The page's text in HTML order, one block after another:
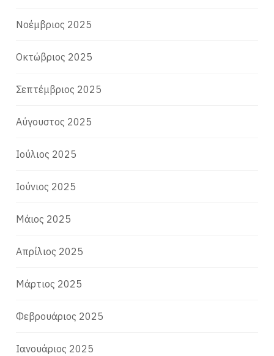
Νοέμβριος 2025
Οκτώβριος 2025
Σεπτέμβριος 2025
Αύγουστος 2025
Ιούλιος 2025
Ιούνιος 2025
Μάιος 2025
Απρίλιος 2025
Μάρτιος 2025
Φεβρουάριος 2025
Ιανουάριος 2025